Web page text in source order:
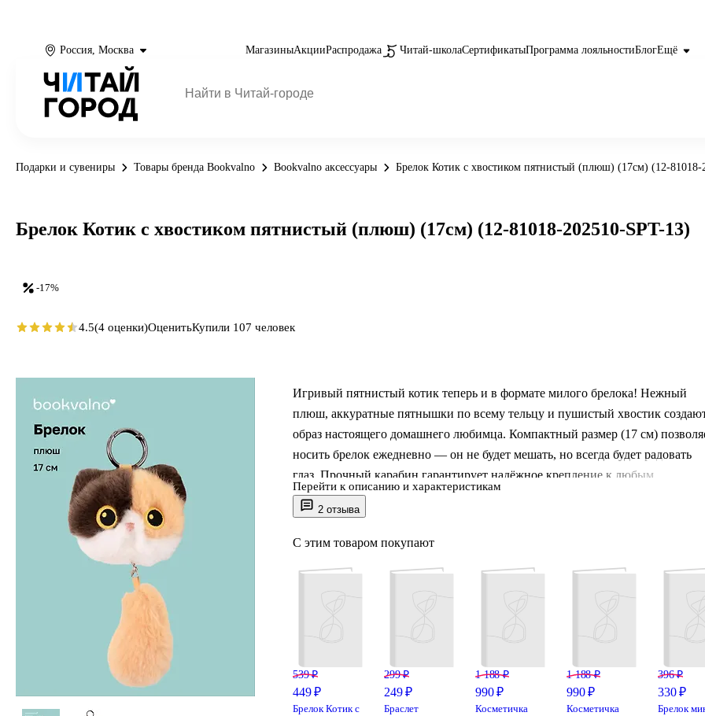
Россия, Москва МагазиныАкцииРаспродажа Читай-школаСертификатыПрограмма лояльностиБлогЕщё
Подарки и сувениры Товары бренда Bookvalno Bookvalno аксессуары Брелок Котик с хвостиком пятнистый (плюш) (17см) (12-81018-
2 отзыва
Игривый пятнистый котик теперь и в формате милого брелока! Нежный
плюш, аккуратные пятнышки по всему тельцу и пушистый хвостик
образ настоящего домашнего любимца. Компактный размер (17 см)
носить брелок ежедневно — он не будет мешать, но всегда будет радовать
глаз. Прочный карабин гарантирует надёжное крепление к любым
предметам: от связки ключей до спортивного рюкзака. Пусть этот
очаровательный котик сопровождает вас повсюду! Артикул:
12‑81018‑202510‑SPT‑13.
Перейти к описанию и характеристикам
С этим товаром покупают
539 ₽
449 ₽
Брелок Котик с
299 ₽
249 ₽
Браслет
1 188 ₽
990 ₽
Косметичка
1 188 ₽
990 ₽
Косметичка
396 ₽
330 ₽
Брелок
-17%
Брелок Котик с хвостиком пятнистый (плюш) (17см) (12-81018-202510-SPT-13)
4.5(4 оценки)ОценитьКупили 107 человек